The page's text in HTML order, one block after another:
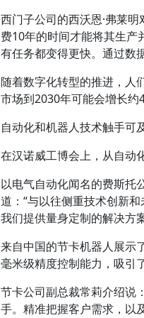
西门子公司的西沃恩·弗莱
费10年的时间才能将其生产
有任务都变得更快。通过数
随着数字化转型的推进，人
市场到2030年可能会增长约
自动化和机器人技术触手可
在汉诺威工博会上，从自动
以电气自动化闻名的费斯托
道：“与以往侧重技术创新
我们提供量身定制的解决方
来自中国的节卡机器人展示
毫米级精度控制能力，吸引
节卡公司副总裁常莉介绍说
手。精准把握客户需求，以